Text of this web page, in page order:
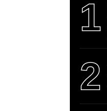
1
2